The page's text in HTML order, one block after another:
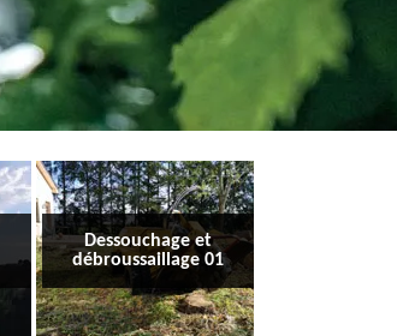
Dessouchage et
débroussaillage 01